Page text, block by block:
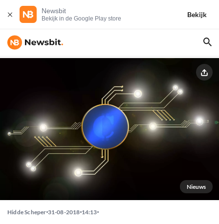
Newsbit
Bekijk in de Google Play store
Bekijk
Nieuws
Hidde Scheper 31-08-2018 14:13